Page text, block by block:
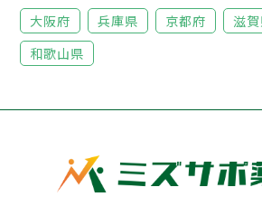
大阪府 兵庫県 京都府 滋
和歌山県